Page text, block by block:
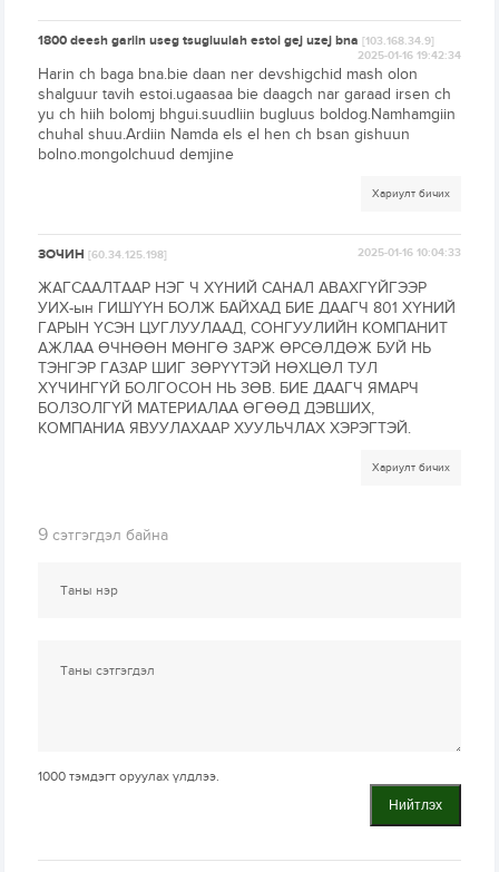
1800 deesh gariin useg tsugluulah estoi gej uzej bna[103.168.34.9]
2025-01-16 19:42:34
Harin ch baga bna.bie daan ner devshigchid mash olon
shalguur tavih estoi.ugaasaa bie daagch nar garaad irsen ch
yu ch hiih bolomj bhgui.suudliin bugluus boldog.Namhamgiin
chuhal shuu.Ardiin Namda els el hen ch bsan gishuun
bolno.mongolchuud demjine
Хариулт бичих
ЗОЧИН[60.34.125.198] 2025-01-16 10:04:33
ЖАГСААЛТААР НЭГ Ч ХҮНИЙ САНАЛ АВАХГҮЙГЭЭР
УИХ-ын ГИШҮҮН БОЛЖ БАЙХАД БИЕ ДААГЧ 801 ХҮНИЙ
ГАРЫН ҮСЭН ЦУГЛУУЛААД, СОНГУУЛИЙН КОМПАНИТ
АЖЛАА ӨЧНӨӨН МӨНГӨ ЗАРЖ ӨРСӨЛДӨЖ БУЙ НЬ
ТЭНГЭР ГАЗАР ШИГ ЗӨРҮҮТЭЙ НӨХЦӨЛ ТУЛ
ХҮЧИНГҮЙ БОЛГОСОН НЬ ЗӨВ. БИЕ ДААГЧ ЯМАРЧ
БОЛЗОЛГҮЙ МАТЕРИАЛАА ӨГӨӨД ДЭВШИХ,
КОМПАНИА ЯВУУЛАХААР ХУУЛЬЧЛАХ ХЭРЭГТЭЙ.
Хариулт бичих
9 сэтгэгдэл байна
1000 тэмдэгт оруулах үлдлээ.
Нийтлэх